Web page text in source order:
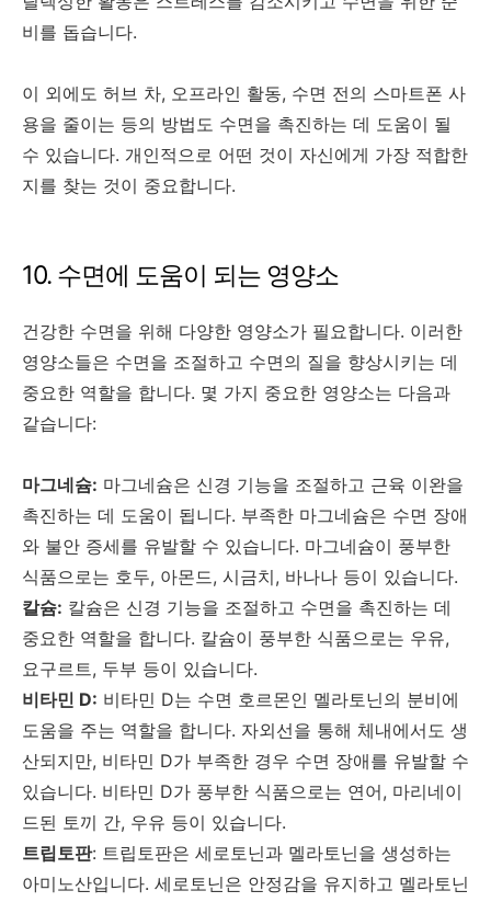
비를 돕습니다.
이 외에도 허브 차, 오프라인 활동, 수면 전의 스마트폰 사
용을 줄이는 등의 방법도 수면을 촉진하는 데 도움이 될
수 있습니다. 개인적으로 어떤 것이 자신에게 가장 적합한
지를 찾는 것이 중요합니다.
10. 수면에 도움이 되는 영양소
건강한 수면을 위해 다양한 영양소가 필요합니다. 이러한
영양소들은 수면을 조절하고 수면의 질을 향상시키는 데
중요한 역할을 합니다. 몇 가지 중요한 영양소는 다음과
같습니다:
마그네슘: 마그네슘은 신경 기능을 조절하고 근육 이완을
촉진하는 데 도움이 됩니다. 부족한 마그네슘은 수면 장애
와 불안 증세를 유발할 수 있습니다. 마그네슘이 풍부한
식품으로는 호두, 아몬드, 시금치, 바나나 등이 있습니다.
칼슘: 칼슘은 신경 기능을 조절하고 수면을 촉진하는 데
중요한 역할을 합니다. 칼슘이 풍부한 식품으로는 우유,
요구르트, 두부 등이 있습니다.
비타민 D: 비타민 D는 수면 호르몬인 멜라토닌의 분비에
도움을 주는 역할을 합니다. 자외선을 통해 체내에서도 생
산되지만, 비타민 D가 부족한 경우 수면 장애를 유발할 수
있습니다. 비타민 D가 풍부한 식품으로는 연어, 마리네이
드된 토끼 간, 우유 등이 있습니다.
트립토판: 트립토판은 세로토닌과 멜라토닌을 생성하는
아미노산입니다. 세로토닌은 안정감을 유지하고 멜라토닌